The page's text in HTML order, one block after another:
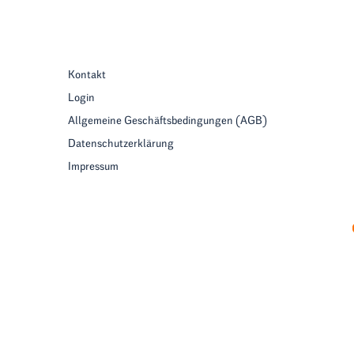
Kontakt
Login
Allgemeine Geschäftsbedingungen (AGB)
Datenschutzerklärung
Impressum